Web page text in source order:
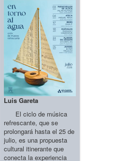
Luis Gareta
El ciclo de música
refrescante, que se
prolongará hasta el 25 de
julio, es una propuesta
cultural itinerante que
conecta la experiencia